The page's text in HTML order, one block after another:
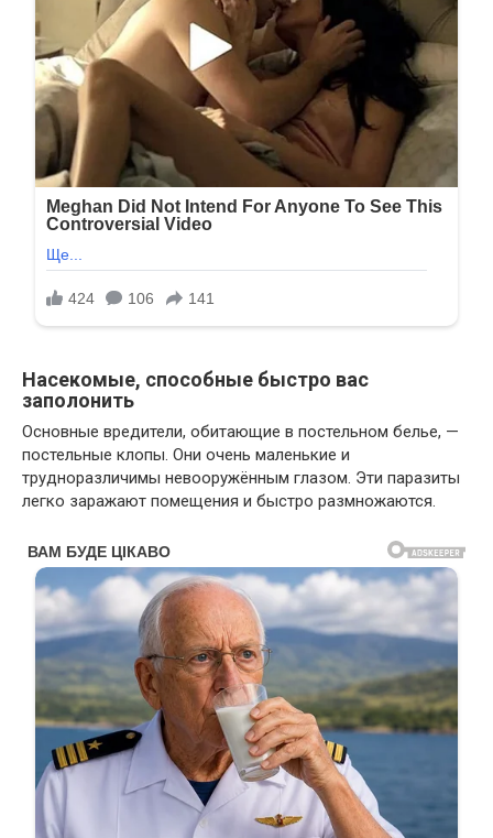
Насекомые, способные быстро вас
заполонить
Основные вредители, обитающие в постельном белье, —
постельные клопы. Они очень маленькие и
трудноразличимы невооружённым глазом. Эти паразиты
легко заражают помещения и быстро размножаются.